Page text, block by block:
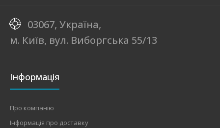
03067, Україна,
м. Київ, вул. Виборгська 55/13
Інформація
Про компанію
Інформація про доставку